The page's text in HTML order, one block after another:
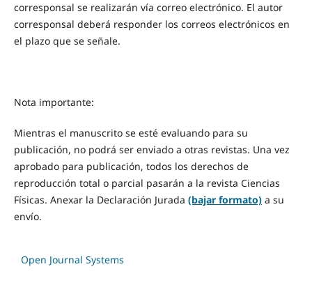
corresponsal se realizarán vía correo electrónico. El autor
corresponsal deberá responder los correos electrónicos en
el plazo que se señale.
Nota importante:
Mientras el manuscrito se esté evaluando para su
publicación, no podrá ser enviado a otras revistas. Una vez
aprobado para publicación, todos los derechos de
reproducción total o parcial pasarán a la revista Ciencias
Físicas. Anexar la Declaración Jurada (bajar formato)a su
envío.
Open Journal Systems